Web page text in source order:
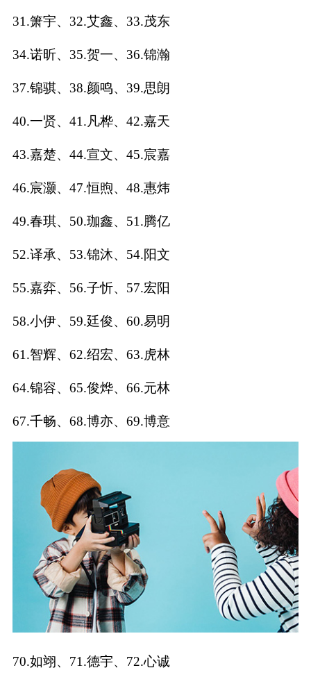
蛇年起名
龙年起名
兔年起名
虎年起名
取
名
字
取
打
起
起
31.箫宇、32.艾鑫、33.茂东
34.诺昕、35.贺一、36.锦瀚
37.锦骐、38.颜鸣、39.思朗
40.一贤、41.凡桦、42.嘉天
43.嘉楚、44.宣文、45.宸嘉
46.宸灏、47.恒煦、48.惠炜
49.春琪、50.珈鑫、51.腾亿
52.译承、53.锦沐、54.阳文
55.嘉弈、56.子忻、57.宏阳
58.小伊、59.廷俊、60.易明
61.智辉、62.绍宏、63.虎林
64.锦容、65.俊烨、66.元林
67.千畅、68.博亦、69.博意
70.如翊、71.德宇、72.心诚